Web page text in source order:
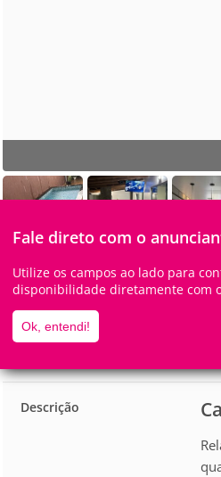
Fale direto com o
Utilize os campos ao lado para
disponibilidade diretamente com
Ok, entendi!
6Pessoas
Descrição